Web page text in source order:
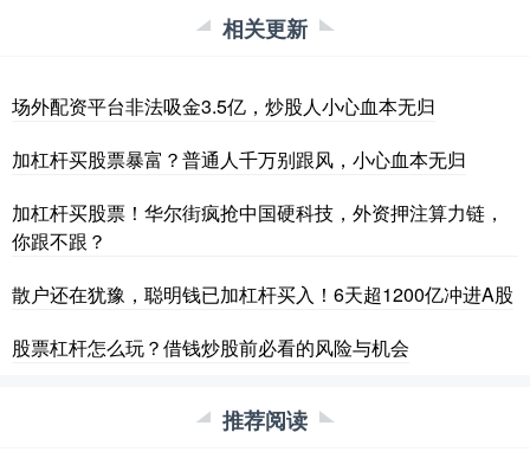
相关更新
场外配资平台非法吸金3.5亿，炒股人小心血本无归
加杠杆买股票暴富？普通人千万别跟风，小心血本无归
加杠杆买股票！华尔街疯抢中国硬科技，外资押注算力链，
你跟不跟？
散户还在犹豫，聪明钱已加杠杆买入！6天超1200亿冲进A股
股票杠杆怎么玩？借钱炒股前必看的风险与机会
推荐阅读